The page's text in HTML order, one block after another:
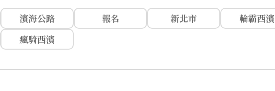
濱海公路 報名 新北市
輪霸西濱
瘋騎西濱